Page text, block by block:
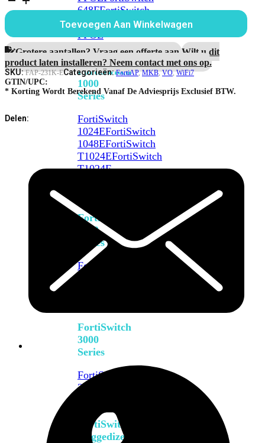
648FFortiSwitch
648F-
FPOE
FortiSwitch
1000
Series
FortiSwitch
1024EFortiSwitch
1048EFortiSwitch
T1024EFortiSwitch
T1024F-
FortiSwitch
2000
Series
FortiSwitch
FortiSwitch
3000
Series
FortiSwitch
3032E
FortiSwitch
Ruggedized
aantal
Toevoegen Aan Winkelwagen
Grotere aantallen? Vraag een offerte aan.Wilt u dit
product laten installeren? Neem contact met ons op.
SKU:FAP-231K-ECategorieën:FortiAP,MKB,VO,WiFi7
GTIN/UPC:
* Korting Wordt Berekend Vanaf De Adviesprijs Exclusief BTW.
Delen: